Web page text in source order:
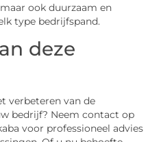
ook duurzaam en
type bedrijfspand.
deze
verbeteren van de
bedrijf? Neem contact op
voor professioneel advies